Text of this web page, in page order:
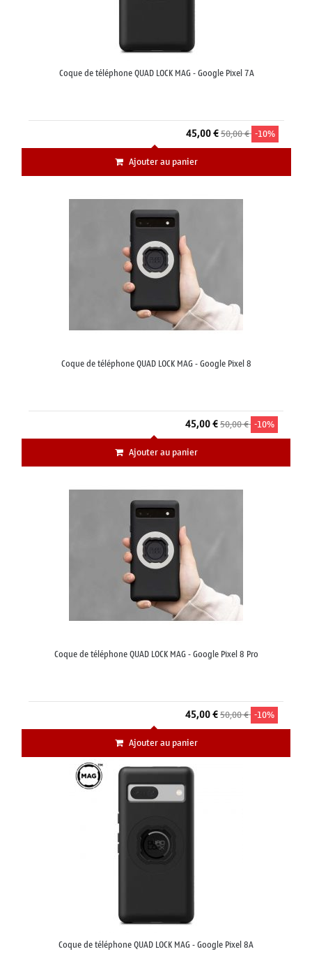
Coque de téléphone QUAD LOCK MAG - Google Pixel 7A
45,00 €50,00 € -10%
Ajouter au panier
Coque de téléphone QUAD LOCK MAG - Google Pixel 8
45,00 €50,00 € -10%
Ajouter au panier
Coque de téléphone QUAD LOCK MAG - Google Pixel 8 Pro
45,00 €50,00 € -10%
Ajouter au panier
Coque de téléphone QUAD LOCK MAG - Google Pixel 8A